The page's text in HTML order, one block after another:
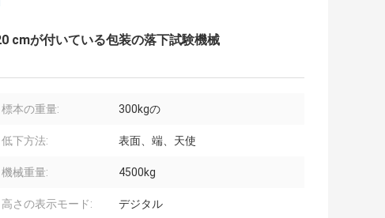
cmが付いている包装の落下試験機械
標本の重量: 300kgの
低下方法: 表面、端、天使
機械重量: 4500kg
高さの表示モード: デジタル